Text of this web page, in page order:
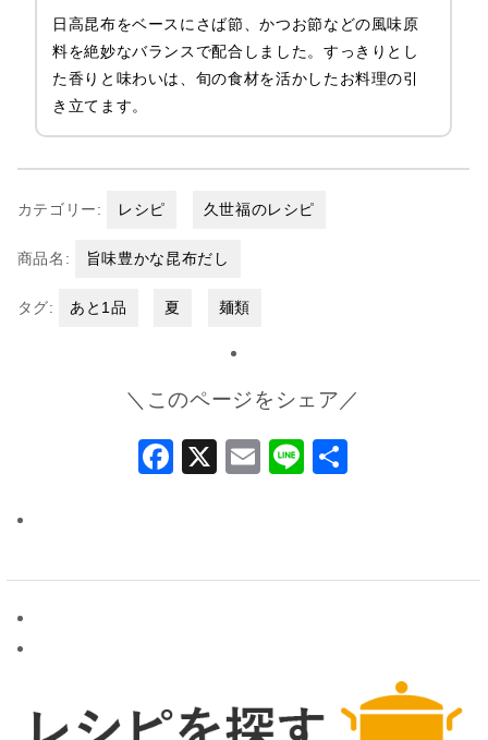
日高昆布をベースにさば節、かつお節などの風味原
料を絶妙なバランスで配合しました。すっきりとし
た香りと味わいは、旬の食材を活かしたお料理の引
き立てます。
カテゴリー: レシピ 久世福のレシピ
商品名: 旨味豊かな昆布だし
タグ: あと1品 夏 麺類
＼このページをシェア／
Facebook
X Email
Line